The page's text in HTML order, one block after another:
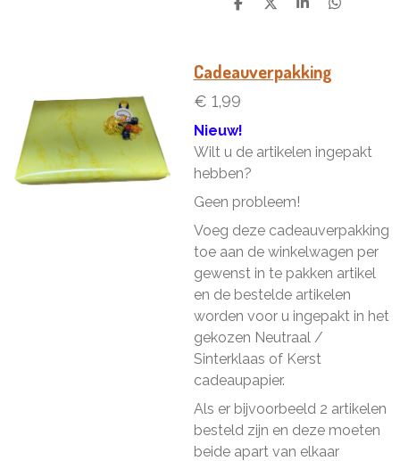
D
D
S
e
D
Cadeauverpakking
€ 1,99
Nieuw!
Wilt u de artikelen ingepakt
hebben?
Geen probleem!
Voeg deze cadeauverpakking
toe aan de winkelwagen per
gewenst in te pakken artikel
en de bestelde artikelen
worden voor u ingepakt in het
gekozen Neutraal /
Sinterklaas of Kerst
cadeaupapier.
Als er bijvoorbeeld 2 artikelen
besteld zijn en deze moeten
beide apart van elkaar